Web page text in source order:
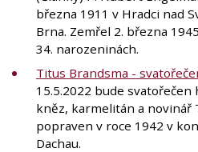
března 1911 v Hradci nad
Brna. Zemřel 2. března
34. narozeninách.
Titus Brandsma -
15.5.2022 bude svatořečen
kněz, karmelitán a novinář
popraven v roce 1942 v
Dachau.